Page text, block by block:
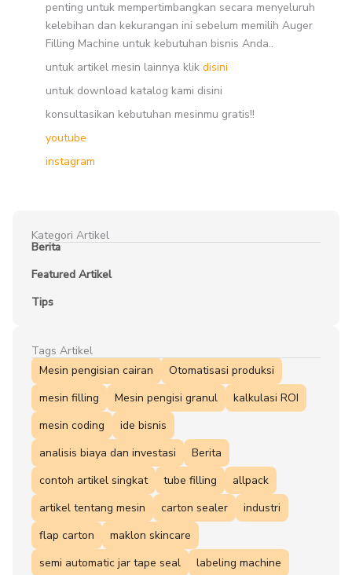
penting untuk mempertimbangkan secara menyeluruh
kelebihan dan kekurangan ini sebelum memilih Auger
Filling Machine untuk kebutuhan bisnis Anda..
untuk artikel mesin lainnya klik disini
untuk download katalog kami disini
konsultasikan kebutuhan mesinmu gratis!!
youtube
instagram
Kategori Artikel
Berita
Featured Artikel
Tips
Tags Artikel
Mesin pengisian cairan
Otomatisasi produksi
mesin filling
Mesin pengisi granul
kalkulasi ROI
mesin coding
ide bisnis
analisis biaya dan investasi
Berita
contoh artikel singkat
tube filling
allpack
artikel tentang mesin
carton sealer
industri
flap carton
maklon skincare
semi automatic jar tape seal
labeling machine